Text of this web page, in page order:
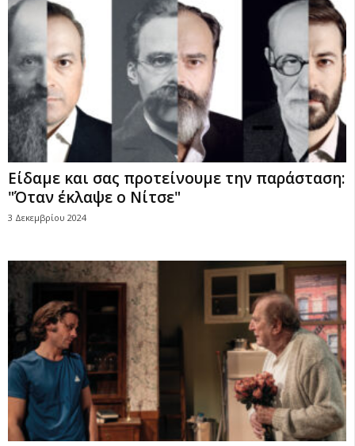
Είδαμε και σας προτείνουμε την παράσταση:
"Όταν έκλαψε ο Νίτσε"
3 Δεκεμβρίου 2024